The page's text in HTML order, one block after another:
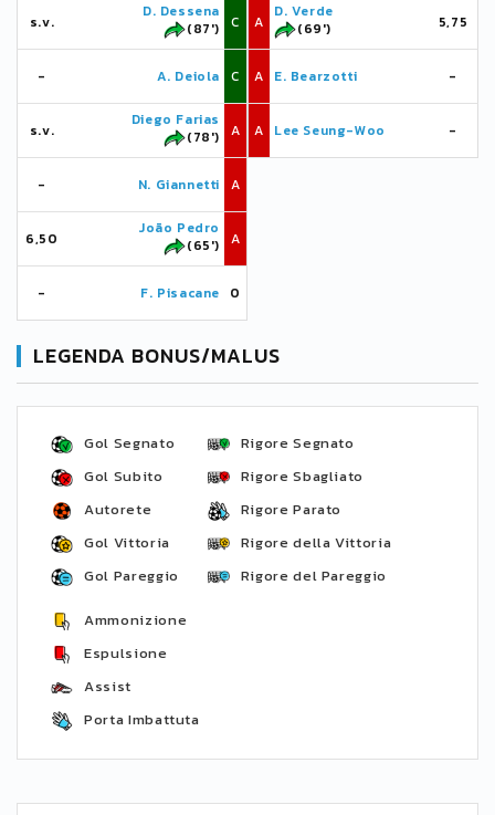
s.v.
D. Dessena
(87')
C
- A. Deiola C
s.v.
Diego Farias
(78')
A
- N. Giannetti A
6,50
João Pedro
(65')
A
- F. Pisacane 0
A
D. Verde
(69')
5,75
A E. Bearzotti -
A Lee Seung-Woo -
LEGENDA BONUS/MALUS
Gol Segnato
Gol Subito
Autorete
Gol Vittoria
Gol Pareggio
Rigore Segnato
Rigore Sbagliato
Rigore Parato
Rigore della Vittoria
Rigore del Pareggio
Ammonizione
Espulsione
Assist
Porta Imbattuta